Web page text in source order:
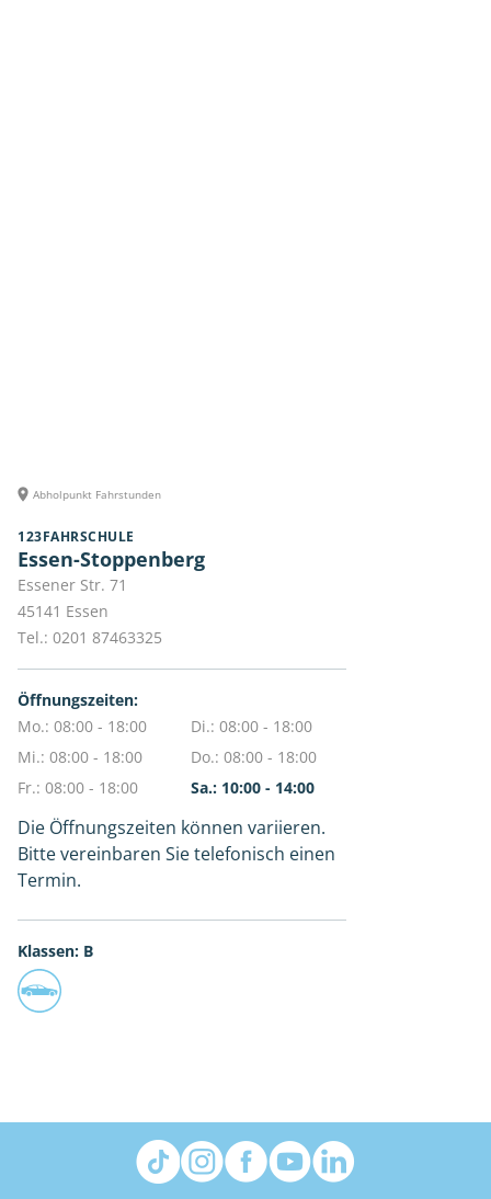
Abholpunkt Fahrstunden
123FAHRSCHULE
Essen-Stoppenberg
Essener Str. 71
45141 Essen
Tel.: 0201 87463325
Öffnungszeiten:
Mo.: 08:00 - 18:00
Di.: 08:00 - 18:00
Mi.: 08:00 - 18:00
Do.: 08:00 - 18:00
Fr.: 08:00 - 18:00
Sa.: 10:00 - 14:00
Die Öffnungszeiten können variieren.
Bitte vereinbaren Sie telefonisch einen
Termin.
Klassen: B